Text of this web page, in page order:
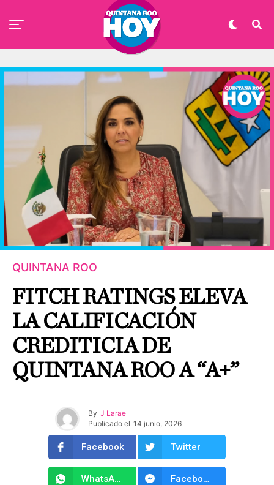
QUINTANA ROO
FITCH RATINGS ELEVA
LA CALIFICACIÓN
CREDITICIA DE
QUINTANA ROO A “A+”
By J Larae
Publicado el 14 junio, 2026
Facebook Twitter
WhatsApp Facebook Messenger